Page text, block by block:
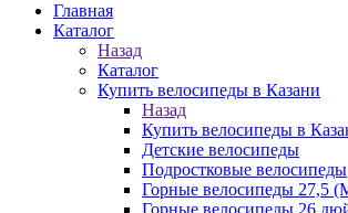
Главная
Каталог
Назад
Каталог
Купить велосипеды в Казани
Назад
Купить велосипеды в
Детские велосипеды
Подростковые велосипеды
Горные велосипеды 27,5
Горные велосипеды 26